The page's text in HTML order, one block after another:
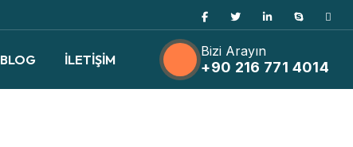
BLOG İLETİŞİM
Bizi Arayın
+90 216 771 4014